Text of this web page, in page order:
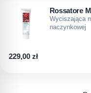
Rossatore
Wyciszająca
naczynkowej
229,00zł